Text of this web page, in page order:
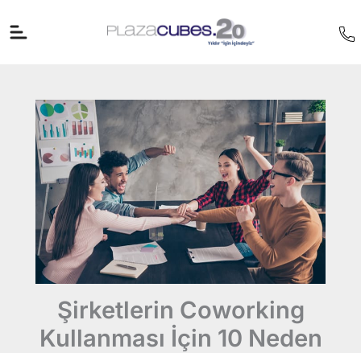
atla
Şirketlerin Coworking
Kullanması İçin 10 Neden